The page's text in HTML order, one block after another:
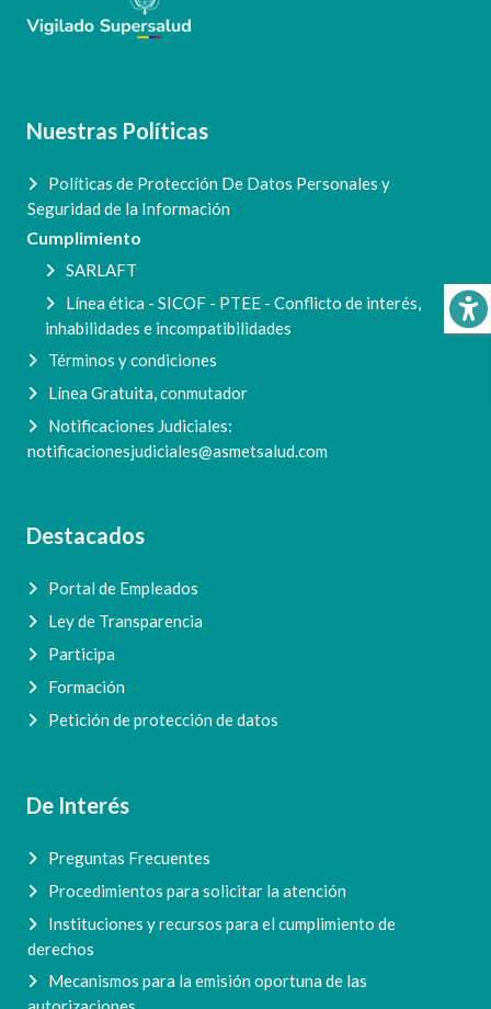
Nuestras Políticas
Políticas de Protección De Datos Personales y
Seguridad de la Información
Cumplimiento
SARLAFT
Línea ética - SICOF - PTEE - Conflicto de interés,
inhabilidades e incompatibilidades
Términos y condiciones
Línea Gratuita, conmutador
Notificaciones Judiciales:
notificacionesjudiciales@asmetsalud.com
Destacados
Portal de Empleados
Ley de Transparencia
Participa
Formación
Petición de protección de datos
De Interés
Preguntas Frecuentes
Procedimientos para solicitar la atención
Instituciones y recursos para el cumplimiento de
derechos
Mecanismos para la emisión oportuna de las